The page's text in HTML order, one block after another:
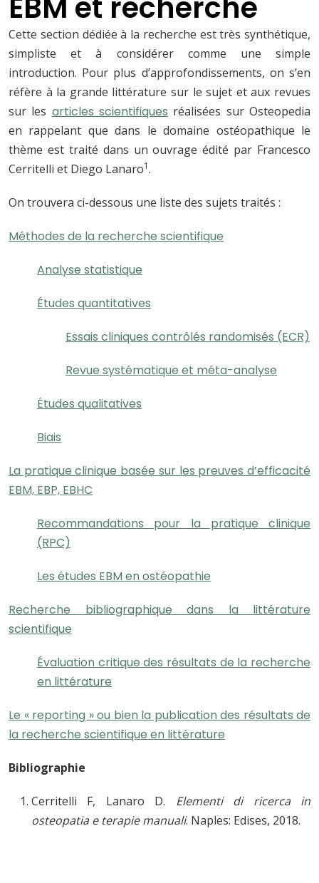
EBM et recherche
Cette section dédiée à la recherche est très synthétique,
simpliste et à considérer comme une simple
introduction. Pour plus d’approfondissements, on s’en
réfère à la grande littérature sur le sujet et aux revues
sur les articles scientifiques réalisées sur Osteopedia
en rappelant que dans le domaine ostéopathique le
thème est traité dans un ouvrage édité par Francesco
Cerritelli et Diego Lanaro1.
On trouvera ci-dessous une liste des sujets traités :
Méthodes de la recherche scientifique
Analyse statistique
Études quantitatives
Essais cliniques contrôlés randomisés (ECR)
Revue systématique et méta-analyse
Études qualitatives
Biais
La pratique clinique basée sur les preuves d’efficacité
EBM, EBP, EBHC
Recommandations pour la pratique clinique
(RPC)
Les études EBM en ostéopathie
Recherche bibliographique dans la littérature
scientifique
Évaluation critique des résultats de la recherche
en littérature
Le « reporting » ou bien la publication des résultats de
la recherche scientifique en littérature
Bibliographie
Cerritelli F, Lanaro D. Elementi di ricerca in
osteopatia e terapie manuali. Naples: Edises, 2018.